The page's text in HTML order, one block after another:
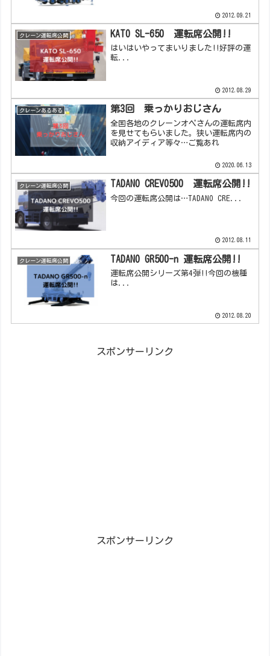
2012.09.21
クレーン運転席公開 KATO SL-650 運転席公開!!
はいはいやってまいりました!!好評の運
転...
2012.08.29
クレーンあるある 第3回 乗っかりおじさん
全国各地のクレーンオペさんの運転席内
を見せてもらいました。狭い運転席内の
収納アイディア等々…ご覧あれ
2020.06.13
クレーン運転席公開 TADANO CREVO500 運転席公開!!
今回の運転席公開は…TADANO CRE...
2012.08.11
クレーン運転席公開 TADANO GR500-n 運転席公開!!
運転席公開シリーズ第4弾!!今回の機種
は...
2012.08.20
スポンサーリンク
スポンサーリンク